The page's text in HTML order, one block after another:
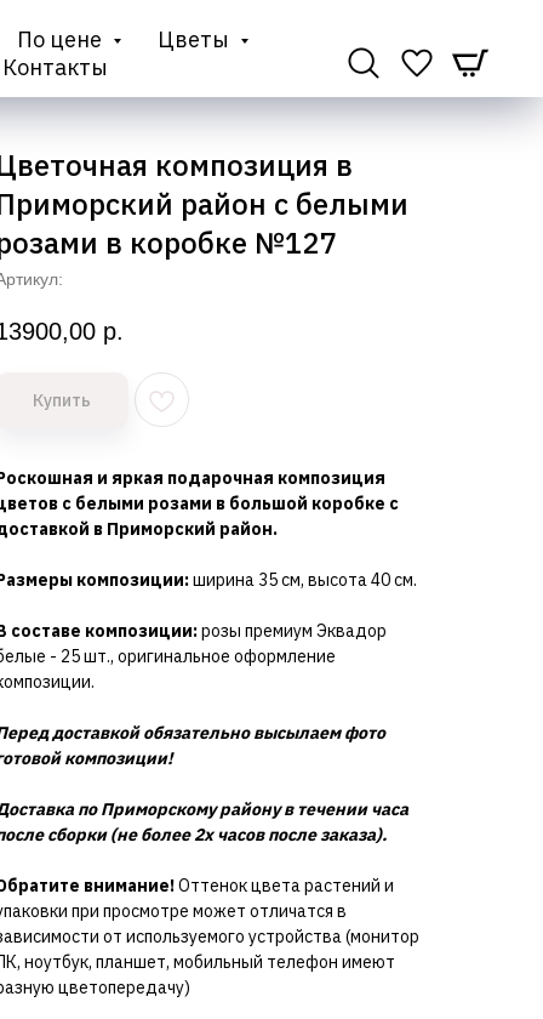
По цене
Цветы
Контакты
композиция в
район с белыми
в коробке №127
р.
Купить
и яркая подарочная композиция
с белыми розами в большой коробке с
в Приморский район.
композиции:ширина 35 см, высота 40 см.
составе композиции:розы премиум Эквадор
- 25 шт., оригинальное оформление
доставкой обязательно высылаем фото
композиции!
по Приморскому району в течении часа
сборки (не более 2х часов после заказа).
внимание!Оттенок цвета растений и
при просмотре может отличатся в
от используемого устройства (монитор
ноутбук, планшет, мобильный телефон имеют
цветопередачу)